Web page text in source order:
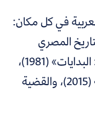
في كل مكان:
«الشياح» (1975)، التاريخ المصري
الحديث والاستعمار «النيل يجري شمالًا: البدايات» (1981)،
أثر الحرب في الفرد العراقي «السبيليات» (2015)، والقضية